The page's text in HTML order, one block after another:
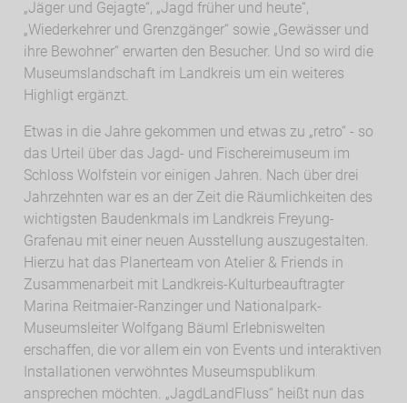
„Jäger und Gejagte“, „Jagd früher und heute“,
„Wiederkehrer und Grenzgänger“ sowie „Gewässer und
ihre Bewohner“ erwarten den Besucher. Und so wird die
Museumslandschaft im Landkreis um ein weiteres
Highligt ergänzt.
Etwas in die Jahre gekommen und etwas zu „retro“ - so
das Urteil über das Jagd- und Fischereimuseum im
Schloss Wolfstein vor einigen Jahren. Nach über drei
Jahrzehnten war es an der Zeit die Räumlichkeiten des
wichtigsten Baudenkmals im Landkreis Freyung-
Grafenau mit einer neuen Ausstellung auszugestalten.
Hierzu hat das Planerteam von Atelier & Friends in
Zusammenarbeit mit Landkreis-Kulturbeauftragter
Marina Reitmaier-Ranzinger und Nationalpark-
Museumsleiter Wolfgang Bäuml Erlebniswelten
erschaffen, die vor allem ein von Events und interaktiven
Installationen verwöhntes Museumspublikum
ansprechen möchten. „JagdLandFluss“ heißt nun das